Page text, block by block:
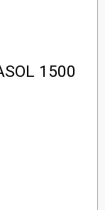
1500